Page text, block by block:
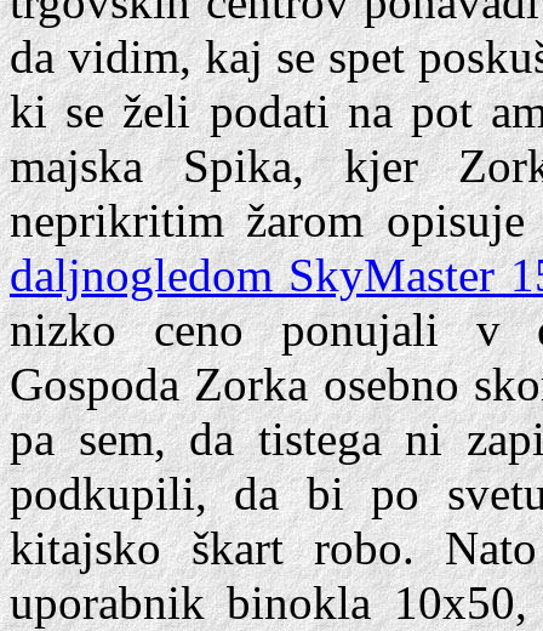
da vidim, kaj se spet
ki se želi podati na pot
majska Spika, kjer
neprikritim žarom
daljnogledom SkyMaster
nizko ceno ponujali v
Gospoda Zorka osebno
pa sem, da tistega ni
podkupili, da bi po
kitajsko škart robo.
uporabnik binokla